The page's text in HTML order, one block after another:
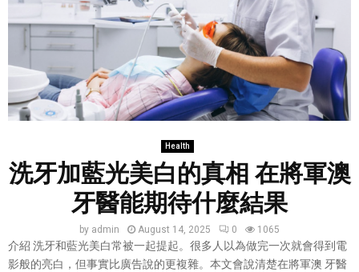
Health
洗牙加藍光美白的真相 在將軍澳
牙醫能期待什麼結果
by admin August 14, 2025 0 1065
介紹 洗牙和藍光美白常被一起提起。很多人以為做完一次就會得到電
影般的亮白，但事實比廣告說的更複雜。本文會說清楚在將軍澳 牙醫